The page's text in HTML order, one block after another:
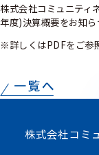
株式会社コミュニティ
年度)決算概要をお知ら
※詳しくはPDFをご参
株式会社コミ